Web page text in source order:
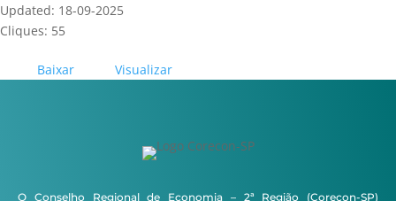
Updated: 18-09-2025
Cliques: 55
Baixar Visualizar
O Conselho Regional de Economia – 2ª Região (Corecon-SP)